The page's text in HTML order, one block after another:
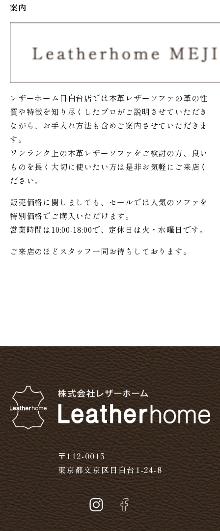
案内
レザーホーム目白台店では本革レザーソファの革の性
質や特徴を知り尽くしたプロがご説明させていただき
ながら、お手入れ方法も含めご案内させていただきま
す。
ワンランク上の本革レザーソファをご検討の方、良い
ものを長く大切に使いたい方は是非お気軽にご来店く
ださい。
販売価格に関しましても、セールでは人気のソファを
特別価格でご購入いただけます。
営業時間は10:00-18:00で、定休日は火・水曜日です。
ご来店のほどスタッフ一同お待ちしております。
〒112-0015
東京都文京区目白台1-24-8